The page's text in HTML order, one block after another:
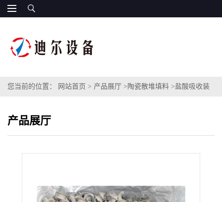
您当前的位置： 网站首页 > 产品展厅 > 陶瓷散堆填料 >盐酸吸收装
产品展厅